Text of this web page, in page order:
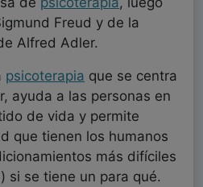
Freud y de la
Alfred Adler.
psicoterapia que se centra
ayuda a las personas en
de vida y permite
que tienen los humanos
más difíciles
si se tiene un para qué.